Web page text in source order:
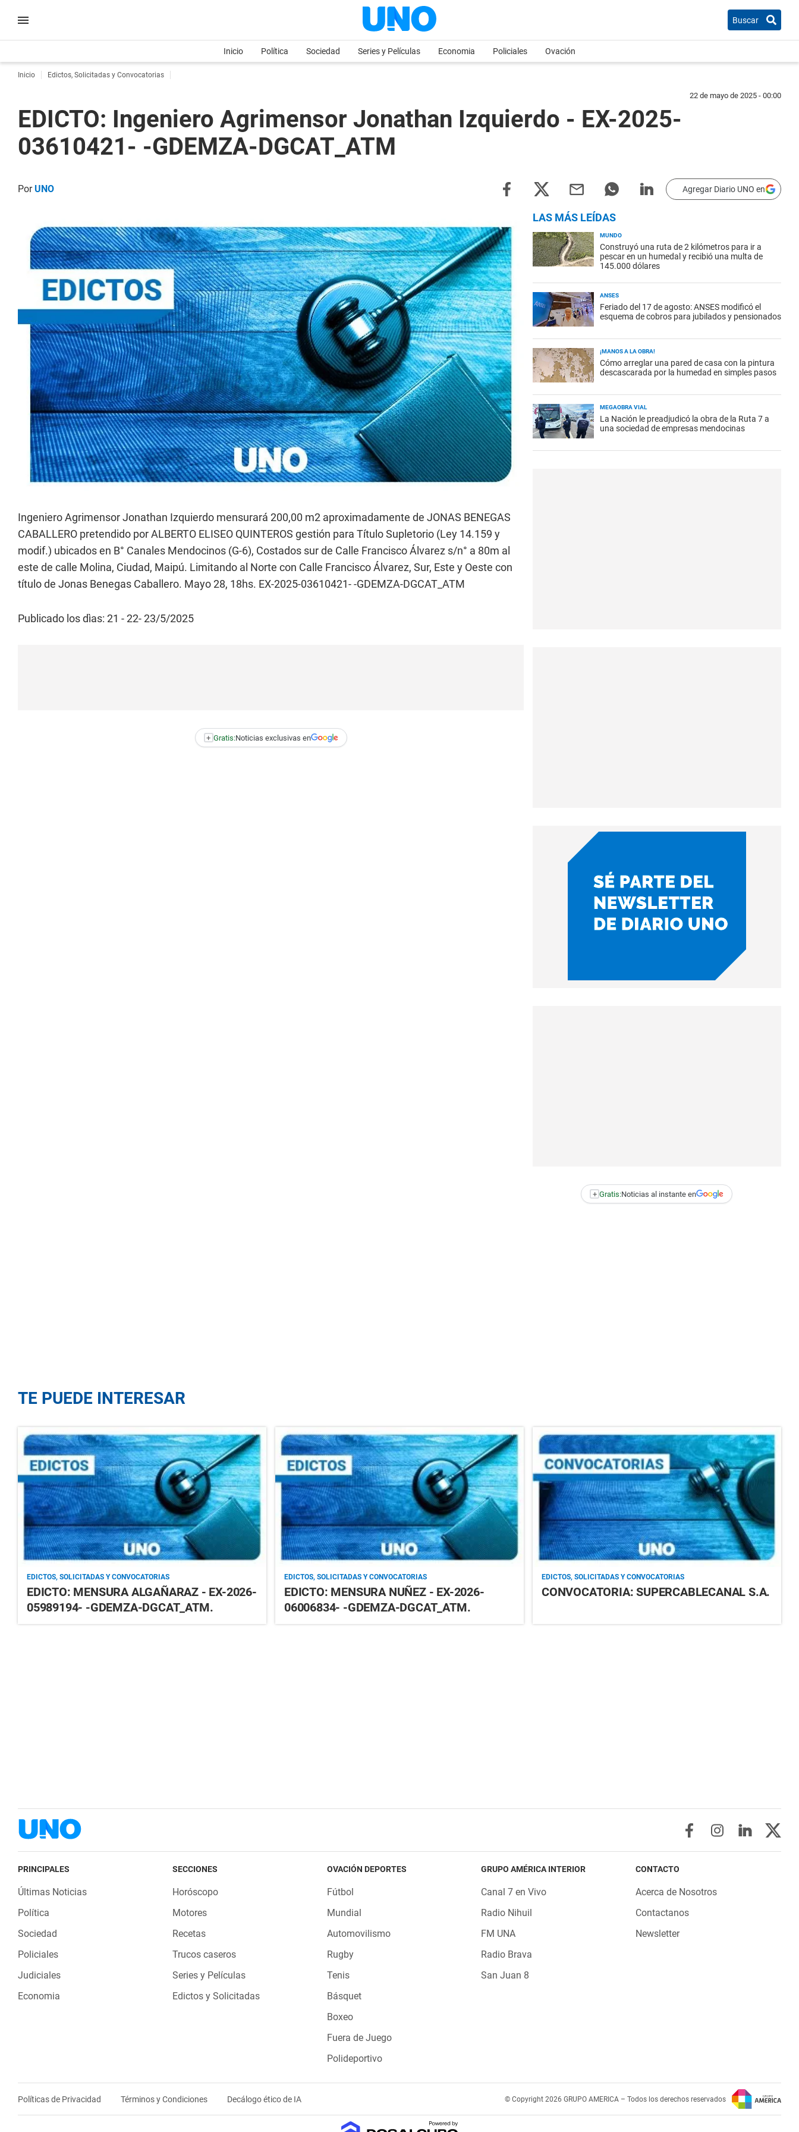
Buscar
Inicio Política Sociedad Series y Películas Economia Policiales Ovación
Inicio Edictos, Solicitadas y Convocatorias
22 de mayo de 2025 - 00:00
EDICTO: Ingeniero Agrimensor Jonathan Izquierdo - EX-2025-
03610421- -GDEMZA-DGCAT_ATM
PorUNO Agregar Diario UNO en
Ingeniero Agrimensor Jonathan Izquierdo mensurará 200,00 m2 aproximadamente de JONAS BENEGAS
CABALLERO pretendido por ALBERTO ELISEO QUINTEROS gestión para Título Supletorio (Ley 14.159 y
modif.) ubicados en B° Canales Mendocinos (G-6), Costados sur de Calle Francisco Álvarez s/n° a 80m al
este de calle Molina, Ciudad, Maipú. Limitando al Norte con Calle Francisco Álvarez, Sur, Este y Oeste con
título de Jonas Benegas Caballero. Mayo 28, 18hs. EX-2025-03610421- -GDEMZA-DGCAT_ATM
Publicado los dìas: 21 - 22- 23/5/2025
+ Gratis:Noticias exclusivas en
LAS MÁS LEÍDAS
MUNDO
Construyó una ruta de 2 kilómetros para ir a
pescar en un humedal y recibió una multa de
145.000 dólares
ANSES
Feriado del 17 de agosto: ANSES modificó el
esquema de cobros para jubilados y pensionados
¡MANOS A LA OBRA!
Cómo arreglar una pared de casa con la pintura
descascarada por la humedad en simples pasos
MEGAOBRA VIAL
La Nación le preadjudicó la obra de la Ruta 7 a
una sociedad de empresas mendocinas
+ Gratis:Noticias al instante en
TE PUEDE INTERESAR
EDICTOS, SOLICITADAS Y CONVOCATORIAS
EDICTO: MENSURA ALGAÑARAZ - EX-2026-
05989194- -GDEMZA-DGCAT_ATM.
EDICTOS, SOLICITADAS Y CONVOCATORIAS
EDICTO: MENSURA NUÑEZ - EX-2026-
06006834- -GDEMZA-DGCAT_ATM.
EDICTOS, SOLICITADAS Y CONVOCATORIAS
CONVOCATORIA: SUPERCABLECANAL S.A.
PRINCIPALES
Últimas Noticias
Política
Sociedad
Policiales
Judiciales
Economia
SECCIONES
Horóscopo
Motores
Recetas
Trucos caseros
Series y Películas
Edictos y Solicitadas
OVACIÓN DEPORTES
Fútbol
Mundial
Automovilismo
Rugby
Tenis
Básquet
Boxeo
Fuera de Juego
Polideportivo
GRUPO AMÉRICA INTERIOR
Canal 7 en Vivo
Radio Nihuil
FM UNA
Radio Brava
San Juan 8
CONTACTO
Acerca de Nosotros
Contactanos
Newsletter
Políticas de Privacidad Términos y Condiciones Decálogo ético de IA © Copyright 2026 GRUPO AMERICA – Todos los derechos reservados